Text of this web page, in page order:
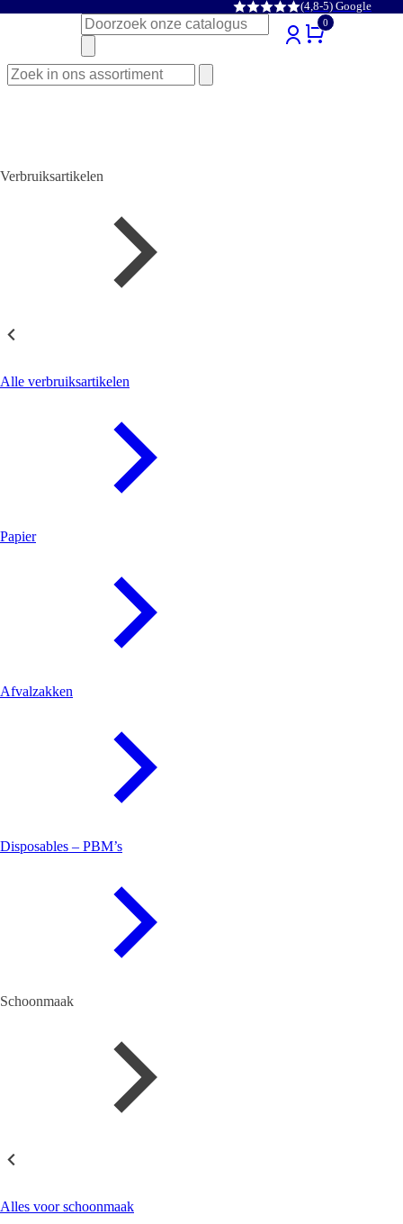
(4,8-5) Google
Zoeken
naar:
0
Zoeken
naar:
Verbruiksartikelen
Alle verbruiksartikelen
Papier
Afvalzakken
Disposables – PBM’s
Schoonmaak
Alles voor schoonmaak